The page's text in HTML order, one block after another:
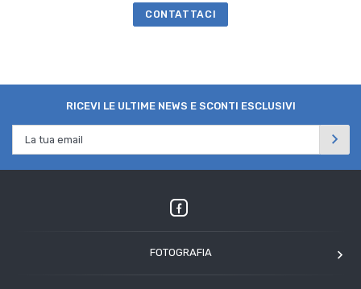
CONTATTACI
RICEVI LE ULTIME NEWS E SCONTI ESCLUSIVI
FOTOGRAFIA